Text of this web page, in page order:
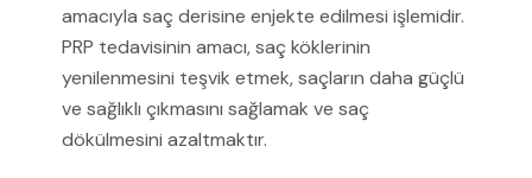
amacıyla saç derisine enjekte edilmesi işlemidir.
PRP tedavisinin amacı, saç köklerinin
yenilenmesini teşvik etmek, saçların daha güçlü
ve sağlıklı çıkmasını sağlamak ve saç
dökülmesini azaltmaktır.